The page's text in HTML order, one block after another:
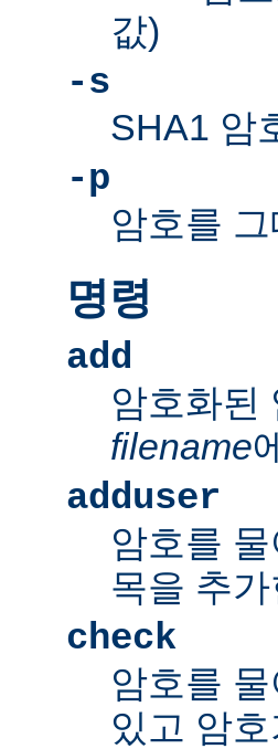
값)
-s
SHA1 암
-p
암호를
명령
add
암호화된
filename
adduser
암호를
목을 추
check
암호를
있고 암